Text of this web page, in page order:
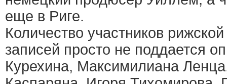
еще в Риге.
Количество участников
записей просто не поддается
Курехина, Максимилиана